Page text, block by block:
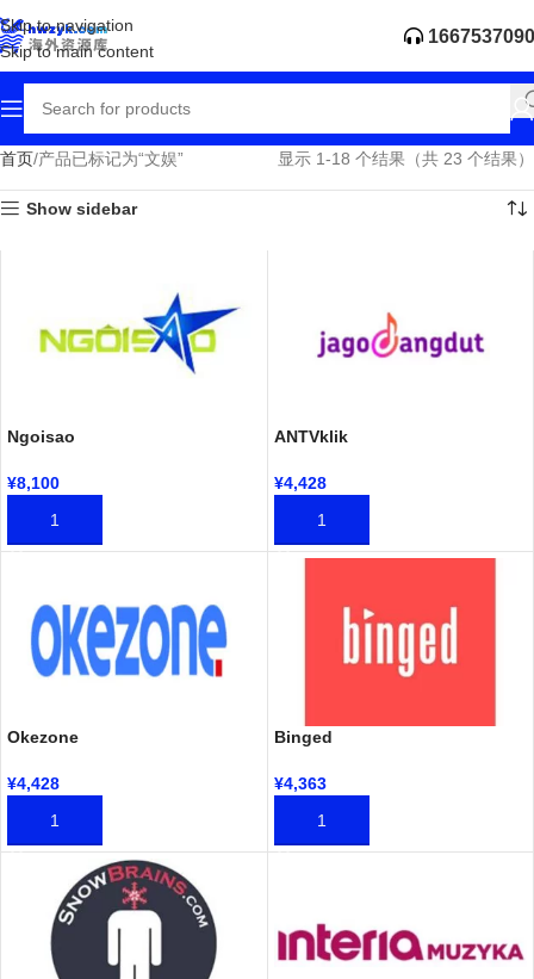
Skip to navigation
Skip to main content
首页 产品已标记为“文娱” 显示 1-18 个结果（共 23 个结果）
Show sidebar
Ngoisao
¥8,100
加入购物车
ANTVklik
¥4,428
加入购物车
Okezone
¥4,428
加入购物车
Binged
¥4,363
加入购物车